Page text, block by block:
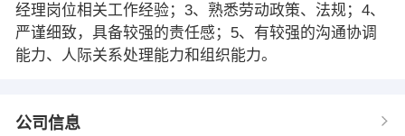
经理岗位相关工作经验；3、熟悉劳动政策、法规；4、
严谨细致，具备较强的责任感；5、有较强的沟通协调
能力、人际关系处理能力和组织能力。
公司信息